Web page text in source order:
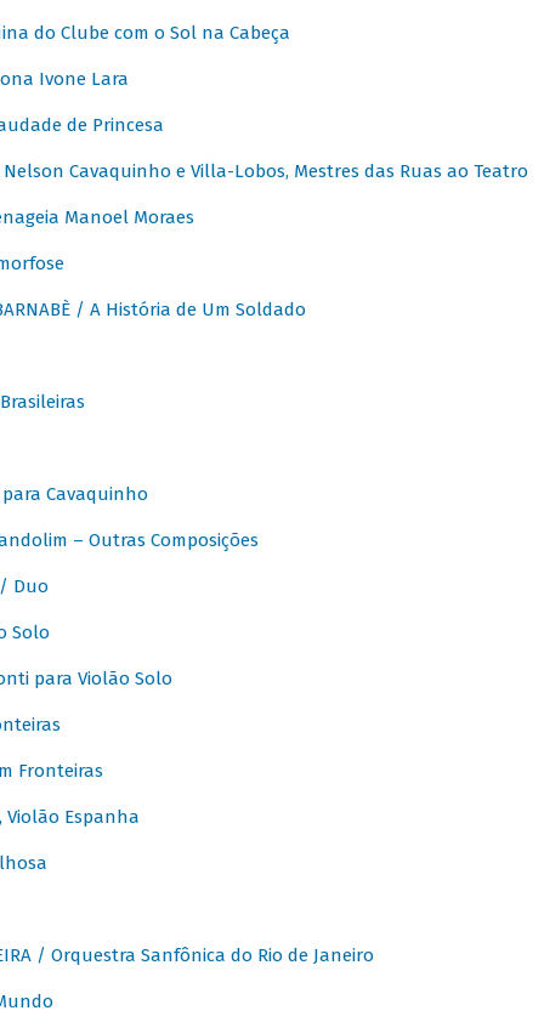
do Clube com o Sol na Cabeça
Ivone Lara
de Princesa
/ Nelson Cavaquinho e Villa-Lobos, Mestres das Ruas ao Teatro
Manoel Moraes
BARNABÈ / A História de Um Soldado
Brasileiras
para Cavaquinho
– Outras Composições
/ Duo
Solo
para Violão Solo
Fronteiras
Violão Espanha
/ Orquestra Sanfônica do Rio de Janeiro